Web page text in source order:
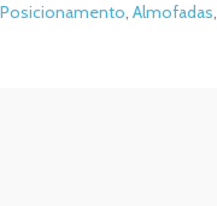
Posicionamento, Almofadas,